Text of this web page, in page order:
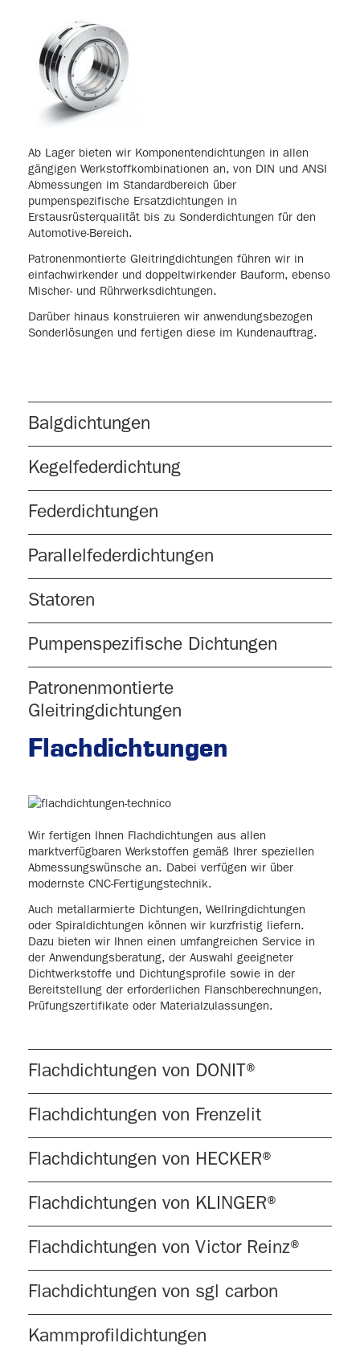
Ab Lager bieten wir Komponentendichtungen in allen
gängigen Werkstoffkombinationen an, von DIN und ANSI
Abmessungen im Standardbereich über
pumpenspezifische Ersatzdichtungen in
Erstausrüsterqualität bis zu Sonderdichtungen für den
Automotive-Bereich.
Patronenmontierte Gleitringdichtungen führen wir in
einfachwirkender und doppeltwirkender Bauform, ebenso
Mischer- und Rührwerksdichtungen.
Darüber hinaus konstruieren wir anwendungsbezogen
Sonderlösungen und fertigen diese im Kundenauftrag.
Balgdichtungen
Kegelfederdichtung
Federdichtungen
Parallelfederdichtungen
Statoren
Pumpenspezifische Dichtungen
Patronenmontierte
Gleitringdichtungen
Flachdichtungen
Wir fertigen Ihnen Flachdichtungen aus allen
marktverfügbaren Werkstoffen gemäß Ihrer speziellen
Abmessungswünsche an. Dabei verfügen wir über
modernste CNC-Fertigungstechnik.
Auch metallarmierte Dichtungen, Wellringdichtungen
oder Spiraldichtungen können wir kurzfristig liefern.
Dazu bieten wir Ihnen einen umfangreichen Service in
der Anwendungsberatung, der Auswahl geeigneter
Dichtwerkstoffe und Dichtungsprofile sowie in der
Bereitstellung der erforderlichen Flanschberechnungen,
Prüfungszertifikate oder Materialzulassungen.
Flachdichtungen von DONIT®
Flachdichtungen von Frenzelit
Flachdichtungen von HECKER®
Flachdichtungen von KLINGER®
Flachdichtungen von Victor Reinz®
Flachdichtungen von sgl carbon
Kammprofildichtungen